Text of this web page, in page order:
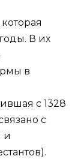
В их
в
с 1328
с
и